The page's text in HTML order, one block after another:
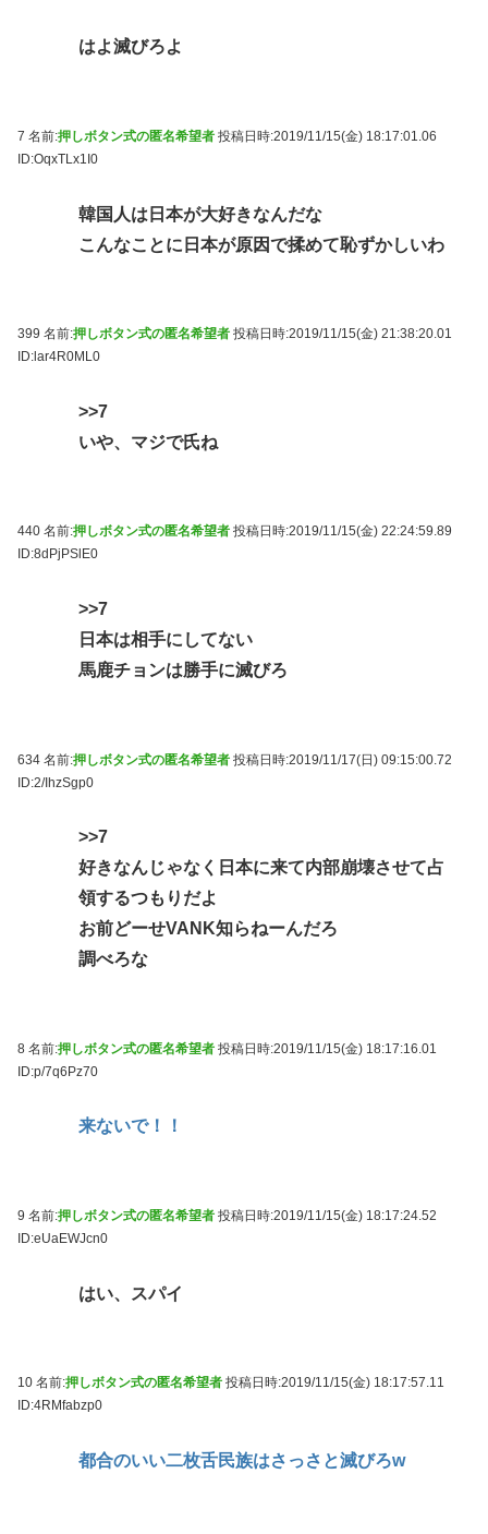
はよ滅びろよ
7 名前:押しボタン式の匿名希望者 投稿日時:2019/11/15(金) 18:17:01.06
ID:OqxTLx1I0
韓国人は日本が大好きなんだな
こんなことに日本が原因で揉めて恥ずかしいわ
399 名前:押しボタン式の匿名希望者 投稿日時:2019/11/15(金) 21:38:20.01
ID:lar4R0ML0
>>7
いや、マジで氏ね
440 名前:押しボタン式の匿名希望者 投稿日時:2019/11/15(金) 22:24:59.89
ID:8dPjPSlE0
>>7
日本は相手にしてない
馬鹿チョンは勝手に滅びろ
634 名前:押しボタン式の匿名希望者 投稿日時:2019/11/17(日) 09:15:00.72
ID:2/IhzSgp0
>>7
好きなんじゃなく日本に来て内部崩壊させて占
領するつもりだよ
お前どーせVANK知らねーんだろ
調べろな
8 名前:押しボタン式の匿名希望者 投稿日時:2019/11/15(金) 18:17:16.01
ID:p/7q6Pz70
来ないで！！
9 名前:押しボタン式の匿名希望者 投稿日時:2019/11/15(金) 18:17:24.52
ID:eUaEWJcn0
はい、スパイ
10 名前:押しボタン式の匿名希望者 投稿日時:2019/11/15(金) 18:17:57.11
ID:4RMfabzp0
都合のいい二枚舌民族はさっさと滅びろw